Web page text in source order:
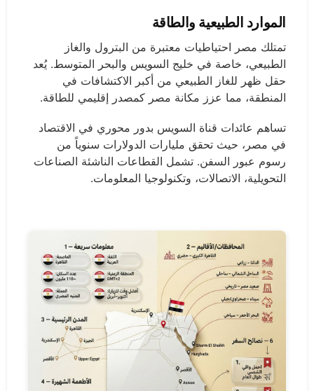
الموارد الطبيعية والطاقة
تمتلك مصر احتياطيات معتبرة من البترول والغاز
الطبيعي، خاصة في خليج السويس والبحر المتوسط. يُعد
حقل ظهر للغاز الطبيعي من أكبر الاكتشافات في
المنطقة، مما عزز مكانة مصر كمصدر إقليمي للطاقة.
تساهم عائدات قناة السويس بدور محوري في الاقتصاد
في مصر، حيث تحقق مليارات الدولارات سنوياً من
رسوم عبور السفن. تشمل القطاعات الناشئة الصناعات
التحويلية، الاتصالات، وتكنولوجيا المعلومات.